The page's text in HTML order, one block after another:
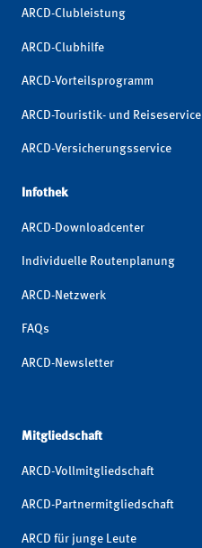
ARCD-Clubleistung
ARCD-Clubhilfe
ARCD-Vorteilsprogramm
ARCD-Touristik- und Reiseservice
ARCD-Versicherungsservice
Infothek
ARCD-Downloadcenter
Individuelle Routenplanung
ARCD-Netzwerk
FAQs
ARCD-Newsletter
Mitgliedschaft
ARCD-Vollmitgliedschaft
ARCD-Partnermitgliedschaft
ARCD für junge Leute